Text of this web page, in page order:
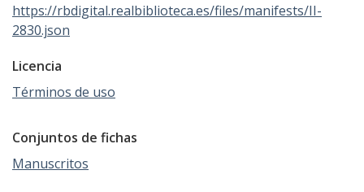
https://rbdigital.realbiblioteca.es/files/manifests/II-
2830.json
Licencia
Términos de uso
Conjuntos de fichas
Manuscritos